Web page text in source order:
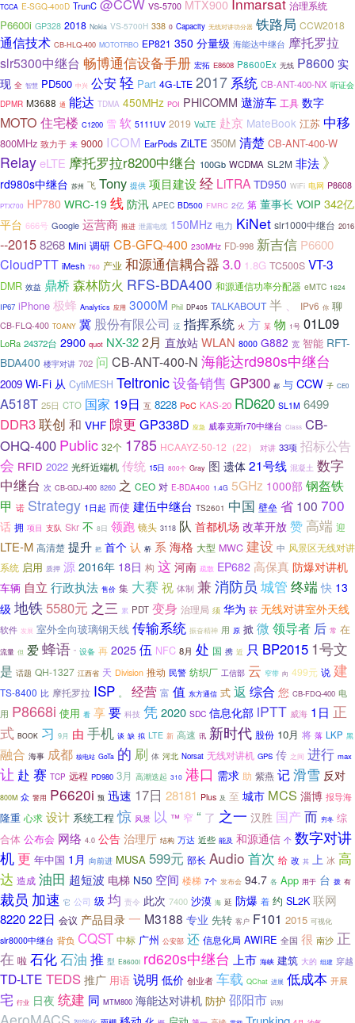
TCCA E-SGQ-400D TrunC @CCW VS-5700 MTX900 治理系统
P6600i GP328 2018 Nokia VS-5700H 338 0 Capacity 无线对讲功分器 铁路局 CCW2018
通信技术 CB-HLQ-400 MOTOTRBO EP821 350 分量级 海能达中继台 摩托罗拉
slr5300中继台 畅博通信设备手册 宏拓 E8608 P8600Ex 无线 P8600 实
现 全 智慧 PD500 中兴 公安轻 Part 4G-LTE 2017 系统 CB-ANT-400-NX 听证会
DPMR M3688 通 能达 TDMA 450MHz POI PHICOMM 遨游车 工具 数字
MOTO 住宅楼 C1200 雪 软 5111UV 2019 VoLTE 赴京 MateBook 江苏 中移
800MHz 致力于 来 9000 ICOM EarPods ZiLTE 350M 清楚 CB-ANT-400-W
RelayeLTE 摩托罗拉r8200中继台 100Gb WCDMA SL2M 非法 》
rd980s中继台 苏州 飞 Tony 提供 项目建设经 LiTRA TD950 WiFi 电网 P8608
PTX700 HP780 WRC-19 线 防汛 APEC BD500 FMRC 2亿 第 董事长 VOIP 342亿
平台 666号 Google 运营商 推进 泄露电缆 150MHz 电力 KiNet slr1000中继台 2016
--20158268 Mini 调研 CB-GFQ-400 230MHz FD-998 新吉信 P6600
CloudPTT iMesh 760 产业 和源通信耦合器 3.0 1.8G TC500S VT-3
DMR 效益 鼎桥 森林防火 RFS-BDA400 和源通信功率分配器 eMTC 1624
IP67 iPhone 极蜂 Analytics 应用 3000M Phil DP405 TALKABOUT 半 IPv6 你 聊
CB-FLQ-400 TOANY 冀 股份有限公司 泛 指挥系统 火 方 某 物 1号 01L09
LoRa 24372台 2900 quot NX-322月 直放站WLAN 8000 G882 宽 智能 RFT-
BDA400 楼宇对讲 702 问 CB-ANT-400-N 海能达rd980s中继台
2009 Wi-Fi 从 CytiMESH Teltronic设备销售 GP300 都 与 CCW 子 CE0
A518T 25日 CTO 国家 19日 互 8228 PoC KAS-20 RD620 SL1M 6499
DDR3联创 和 VHF 隙更 GP338D 应急 威泰克斯r70中继台 Class CB-
OHQ-400 Public 32个 1785 HCAAYZ-50-12（22） 对讲 33项 招标公告
会 RFID 2022 光纤近端机 传统 15日 800个 Gray 图 遗体21号线 混凝土 数字
中继台 次 CB-GDJ-400 8260 之 CEO 对 E-BDA400 1.4G 5GHz 1000部 钢盔铁
甲 诺 Strategy 1日起 而使 建伍中继台 TS2601 中国 壁垒 省 100 700
话 拥 项目 支队 Skr 不 8日 领跑 镜头 3118 队 首都机场 改革开放 赞 高端 迎
LTE-M 高清楚 提升 把 首个 认 桥 系 海格 大型 MWC 建设 中 风景区无线对讲
系统 启用 质押 源 2016年 18日 构 这 河南 疏散 EP682 高保真 防爆对讲机
车辆 自立 行政执法 售价 集 大赛 祝 体制 兼消防员 城管 终端 快 13
级 地铁 5580元 之三 累 PDT 变身 治理局 须 华为 获 无线对讲室外天线
软件 发展 室外全向玻璃钢天线 传输系统 振奋精神 用 原 掀 微 领导者 后 常 在
流量 但 爱蜂语 ” 设备 再 2025 伍 NFC 8月 处 国 携 近 只 BP2015 1号文
是 话题 QH-1327 江西省 天 Division 推动 民警 纺织厂 工信部 云 窄带 向 499元 说 建
TS-8400 比 摩托罗拉 ISP 。 经营 富 值 东方通信 式 返 综合 您 CB-FDQ-400 电
用 P8668i 使用 看 享要 科技 凭2020 SDC 信息化部 iPTT 威海 1日 正
式 BOOK 习 9月 由 手机 谈 缺 拟 LTE 新 高速 讯 新时代 股份 10月 将 落 LKP 黑
融合 海事 成都 核电站 GoTa 的 刷 体 河北 Norsat 无线对讲机 GPS 传 之间 进行 max
让 赴 赛 TCP 远程 PD980 3月 高潮迭起 310 港口 需求 助 紫燕 记滑雪 反对
800M 众 警用 P6620i 预 迅速 17日 28181 Plus 及 至 城市 MCS 淄博 报导海
隆重 心求 设计 系统工程 惊 风景 以 ™ 窄 “ 了 之一 汉胜 国产 而 穷冬 综
合体 公布会 网络 4.0 公告 治理厅 结构 万达 近些 能及 和源通信 个 数字对讲
机更 年中国 1月 向前进 MUSA 599元 部长 Audio 首次 给 改 其 上 冰 高
达 造成 油田 超短波 电梯 N50 空间 楼梯 7个 发布会 94.7 各 App 用于 台 拨 有
裁员 加速 它 公司 级 均 责令 此次 7400 沙漠 海 延 防爆 着 约 SL2K 联网
822022日 会议 产品目录 一 M3188 专业 先转 客户 F101 2015 可视化
slr8000中继台 背负 CQST 中标 广州 公安部 还 信息化局 AWIRE 全国 很 南沙 正
在 啦 石化石油 推 型 E8600i rd620s中继台 上市 海峡 建筑 大的 组建 穿越
TD-LTE TEDS 推广 用语 说明 低价 创业者 车载 QChat 进展 低成本 开展
宅 行业 日夜 统建 同 MTM800 海能达对讲机 防护 邵阳市 识别